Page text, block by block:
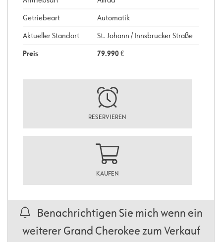
Getriebeart
Automatik
Aktueller Standort
St. Johann / Innsbrucker Straße
Preis
79.990€
RESERVIEREN
KAUFEN
Benachrichtigen Sie mich wenn ein
weiterer Grand Cherokee zum Verkauf